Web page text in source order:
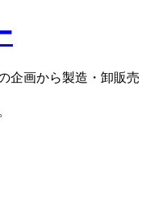
企画から製造・卸販売